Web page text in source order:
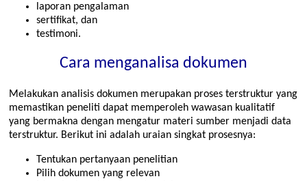
laporan pengalaman
sertifikat, dan
testimoni.
Cara menganalisa dokumen
Melakukan analisis dokumen merupakan proses terstruktur yang
memastikan peneliti dapat memperoleh wawasan kualitatif
yang bermakna dengan mengatur materi sumber menjadi data
terstruktur. Berikut ini adalah uraian singkat prosesnya:
Tentukan pertanyaan penelitian
Pilih dokumen yang relevan